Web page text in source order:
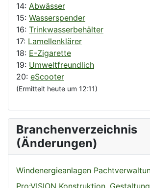
14: Abwässer
15: Wasserspender
16: Trinkwasserbehälter
17: Lamellenklärer
18: E-Zigarette
19: Umweltfreundlich
20: eScooter
(Ermittelt heute um 12:11)
Branchenverzeichnis
(Änderungen)
Windenergieanlagen
Pro:VISION Konstruktion,